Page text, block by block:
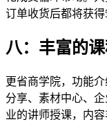
订单收货后都将获得
八：丰富的
更省商学院，功能
分享、素材中心、
业的讲师授课，内容